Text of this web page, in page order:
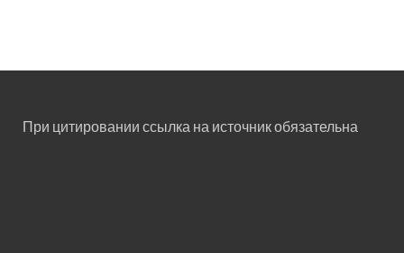
При цитировании ссылка на источник обязательна